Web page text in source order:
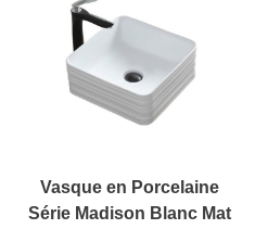
Vasque en Porcelaine
Série Madison Blanc Mat